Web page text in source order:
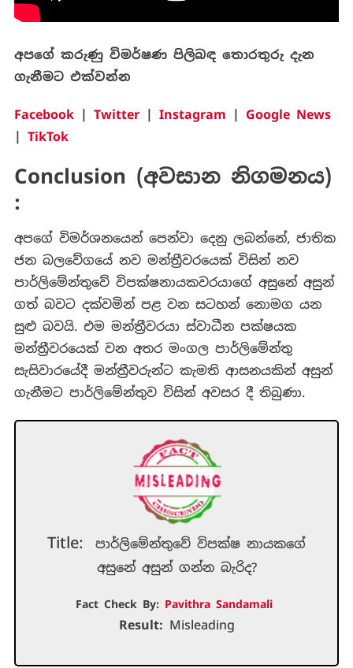
අපගේ කරුණු විමර්ෂණ පිලිබඳ තොරතුරු දැන
ගැනීමට එක්වන්න‍
Facebook| Twitter| Instagram | Google News
| TikTok
Conclusion (අවසාන නිගමනය)
:
අපගේ විමර්ශනයෙන් පෙන්වා දෙනු ලබන්නේ, ජාතික
ජන බලවේගයේ නව මන්ත්‍රීවරයෙක් විසින් නව
පාර්ලිමේන්තුවේ විපක්ෂනායකවරයාගේ අසුනේ අසුන්
ගත් බවට දක්වමින් පළ වන සටහන් නොමග යන
සුළු බවයි. එම මන්ත්‍රීවරයා ස්වාධීන පක්ෂයක
මන්ත්‍රීවරයෙක් වන අතර මංගල පාර්ලිමේන්තු
සැසිවාරයේදී මන්ත්‍රීවරුන්ට කැමති ආසනයකින් අසුන්
ගැනීමට පාර්ලිමේන්තුව විසින් අවසර දී තිබුණා.
Title:
පාර්ලිමේන්තුවේ විපක්ෂ නායකගේ
අසුනේ අසුන් ගන්න බැරිද?
Fact Check By: Pavithra Sandamali
Result: Misleading